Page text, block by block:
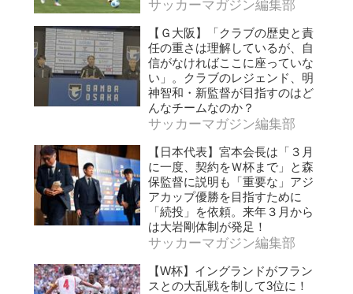
サッカーマガジン編集部
【Ｇ大阪】「クラブの歴史と責
任の重さは理解しているが、自
信がなければここに座っていな
い」。クラブのレジェンド、明
神智和・新監督が目指すのはど
んなチームなのか？
サッカーマガジン編集部
【日本代表】宮本会長は「３月
に一度、契約をＷ杯まで」と森
保監督に説明も「重要な」アジ
アカップ優勝を目指すために
「続投」を依頼。来年３月から
は大岩剛体制が発足！
サッカーマガジン編集部
【W杯】イングランドがフラン
スとの大乱戦を制して3位に！